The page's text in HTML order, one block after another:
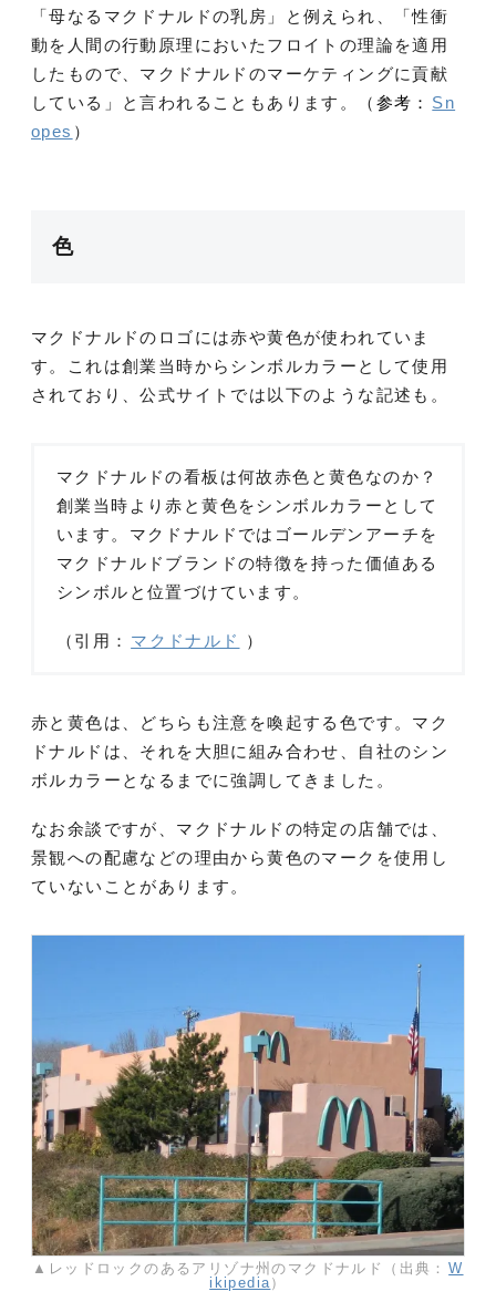
「母なるマクドナルドの乳房」と例えられ、「性衝
動を人間の行動原理においたフロイトの理論を適用
したもので、マクドナルドのマーケティングに貢献
している」と言われることもあります。（ 参考： Sn
opes ）
色
マクドナルドのロゴには赤や黄色が使われていま
す。これは創業当時からシンボルカラーとして使用
されており、公式サイトでは以下のような記述も。
マクドナルドの看板は何故赤色と黄色なのか？
創業当時より赤と黄色をシンボルカラーとして
います。マクドナルドではゴールデンアーチを
マクドナルドブランドの特徴を持った価値ある
シンボルと位置づけています。
（引用： マクドナルド ）
赤と黄色は、どちらも注意を喚起する色です。マク
ドナルドは、それを大胆に組み合わせ、自社のシン
ボルカラーとなるまでに強調してきました。
なお余談ですが、マクドナルドの特定の店舗では、
景観への配慮などの理由から黄色のマークを使用し
ていないことがあります。
▲レッドロックのあるアリゾナ州のマクドナルド（出典： W
ikipedia ）